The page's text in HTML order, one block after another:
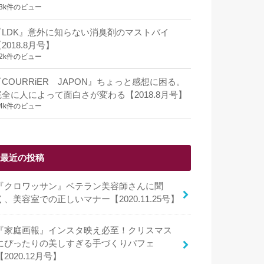
件のビュー
LDK』意外に知らない消臭剤のマストバイ
2018.8月号】
件のビュー
COURRiER JAPON』ちょっと感想に困る。
全に人によって面白さが変わる【2018.8月号】
件のビュー
最近の投稿
『クロワッサン』ベテラン美容師さんに聞
、美容室での正しいマナー【2020.11.25号】
『家庭画報』インスタ映え必至！クリスマス
ぴったりの美しすぎる手づくりパフェ
【2020.12月号】